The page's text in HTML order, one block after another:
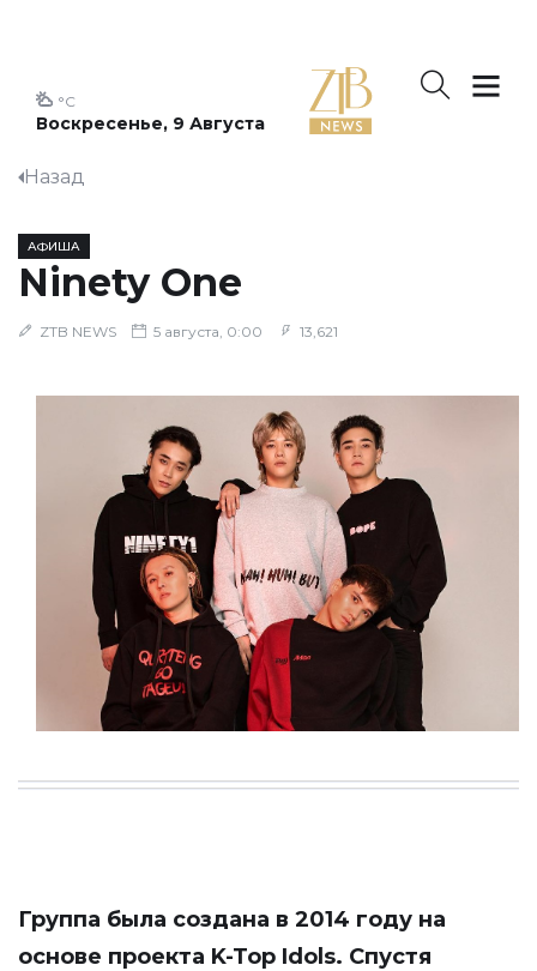
Воскресенье, 9 Августа
°C
Назад
АФИША
Ninety One
ZTB NEWS 5 августа, 0:00 13,621
Группа была создана в 2014 году на
основе проекта K-Top Idols. Спустя